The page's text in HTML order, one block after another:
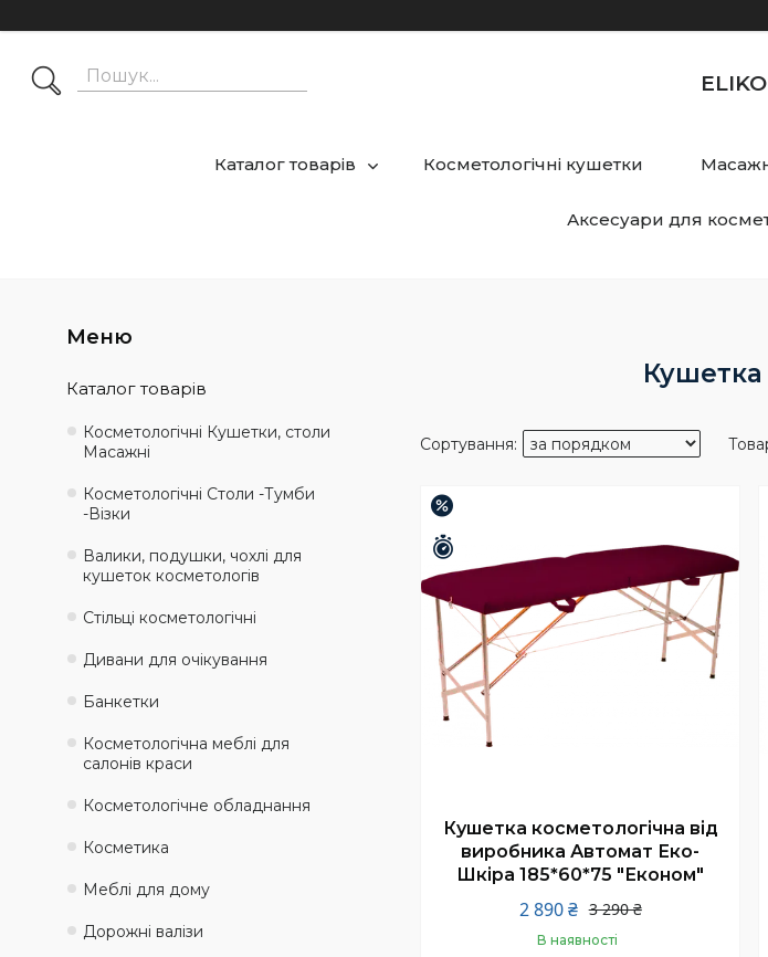
Каталог товарів Косметологічні кушетки
Аксесуари для
Кушетка
Залишилось 25 днів
Кушетка косметологічна від
виробника Автомат Еко-
Шкіра 185*60*75 "Економ"
3 290 ₴
2 890 ₴
В наявності
Каталог товарів
Косметологічні Кушетки, столи
Масажні
Косметологічні Столи -Тумби
-Візки
Валики, подушки, чохлі для
кушеток косметологів
Стільці косметологічні
Дивани для очікування
Банкетки
Косметологічна меблі для
салонів краси
Косметологічне обладнання
Косметика
Меблі для дому
Дорожні валізи